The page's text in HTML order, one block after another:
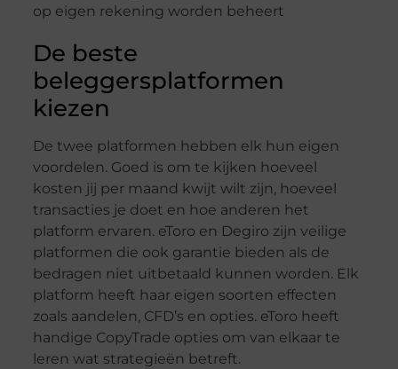
op eigen rekening worden beheert
De beste
beleggersplatformen
kiezen
De twee platformen hebben elk hun eigen
voordelen. Goed is om te kijken hoeveel
kosten jij per maand kwijt wilt zijn, hoeveel
transacties je doet en hoe anderen het
platform ervaren. eToro en Degiro zijn veilige
platformen die ook garantie bieden als de
bedragen niet uitbetaald kunnen worden. Elk
platform heeft haar eigen soorten effecten
zoals aandelen, CFD’s en opties. eToro heeft
handige CopyTrade opties om van elkaar te
leren wat strategieën betreft.